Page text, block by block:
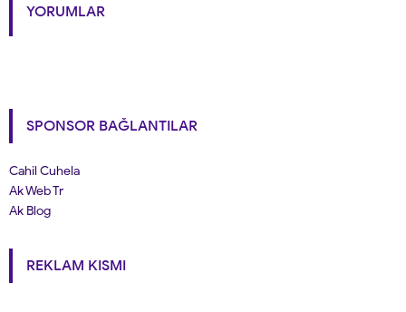
YORUMLAR
SPONSOR BAĞLANTILAR
Cahil Cuhela
Ak Web Tr
Ak Blog
REKLAM KISMI